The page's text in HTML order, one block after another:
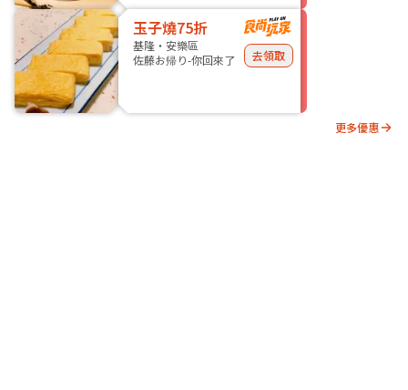
玉子燒75折
基隆・安樂區
佐藤お帰り-你回來了
去領取
更多優惠